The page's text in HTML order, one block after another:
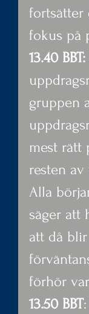
fortsätter
fokus på
13.40 BBT:
gruppen
mest rätt
resten av
Alla
säger att
att då
förhör
13.50 BBT